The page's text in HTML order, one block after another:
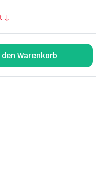
↓
den Warenkorb